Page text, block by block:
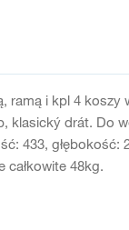
ramą i kpl 4
klasický drát. Do
433,
całkowite 48kg.